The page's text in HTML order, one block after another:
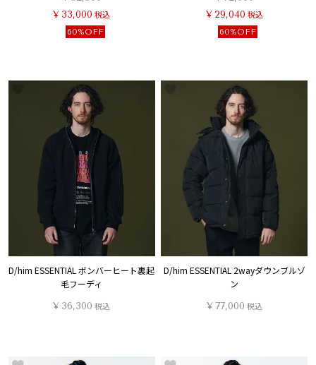
¥ 33,000 税込
60%OFF
¥ 29,040 税込
60%OFF
D/him ESSENTIAL ボンバーヒート裏起
毛フーディ
¥ 36,300 税込
D/him ESSENTIAL 2wayダウンブルゾ
ン
¥ 77,000 税込